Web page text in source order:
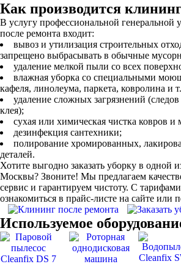
Как производится
В услугу профессиональной генеральной
после ремонта входит:
вывоз и утилизация строительных
запрещено выбрасывать в обычные
удаление мелкой пыли со всех
влажная уборка со специальными
кафеля, линолеума, паркета, ковролина и
удаление сложных загрязнений
клея);
сухая или химическая чистка ковров и
дезинфекция сантехники;
полирование хромированных,
деталей.
Хотите выгодно заказать уборку в одной
Москвы? Звоните! Мы предлагаем
сервис и гарантируем чистоту. С
ознакомиться в прайс-листе на сайте или
Используемое